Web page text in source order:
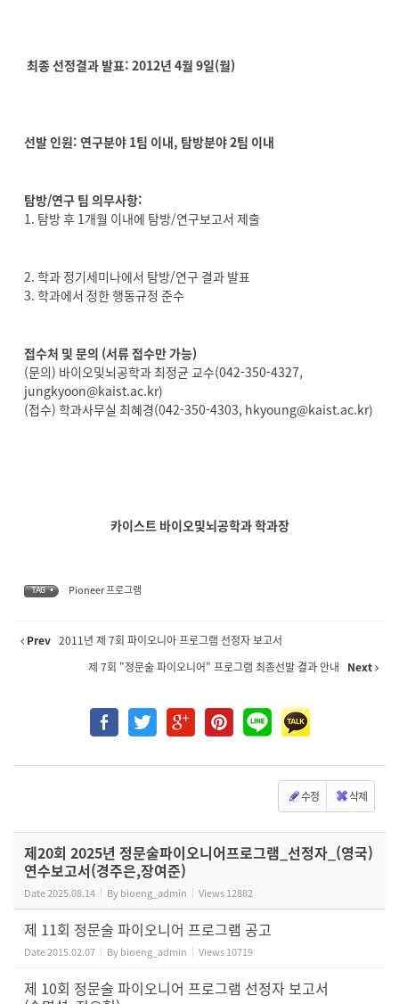
최종 선정결과 발표: 2012년 4월 9일(월)
선발 인원: 연구분야 1팀 이내, 탐방분야 2팀 이내
탐방/연구 팀 의무사항:
1. 탐방 후 1개월 이내에 탐방/연구보고서 제출
2. 학과 정기세미나에서 탐방/연구 결과 발표
3. 학과에서 정한 행동규정 준수
접수처 및 문의 (서류 접수만 가능)
(문의) 바이오및뇌공학과 최정균 교수(042-350-4327,
jungkyoon@kaist.ac.kr)
(접수) 학과사무실 최혜경(042-350-4303, hkyoung@kaist.ac.kr)
카이스트 바이오및뇌공학과 학과장
TAG • Pioneer 프로그램
Prev 2011년 제 7회 파이오니아 프로그램 선정자 보고서
제 7회 "정문술 파이오니어" 프로그램 최종선발 결과 안내
Next
수정 삭제
제20회 2025년 정문술파이오니어프로그램_선정자_(영국)
연수보고서(경주은,장여준)
Date2025.08.14 Bybioeng_admin Views12882
제 11회 정문술 파이오니어 프로그램 공고
Date2015.02.07 Bybioeng_admin Views10719
제 10회 정문술 파이오니어 프로그램 선정자 보고서